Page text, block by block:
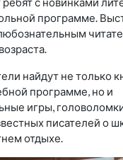
программе.
найдут не только
программе, но и
игры,
писателей о
отдыхе.